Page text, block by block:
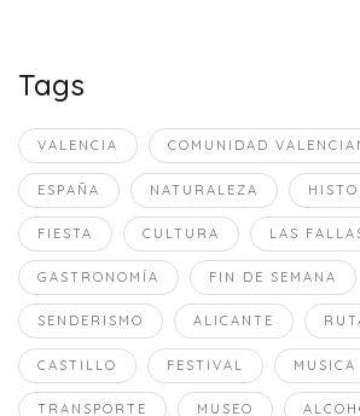
Tags
VALENCIA COMUNIDAD
ESPAÑA NATURALEZA
FIESTA CULTURA LAS
GASTRONOMÍA FIN DE SEMANA
SENDERISMO ALICANTE
CASTILLO FESTIVAL MUSICA
TRANSPORTE MUSEO